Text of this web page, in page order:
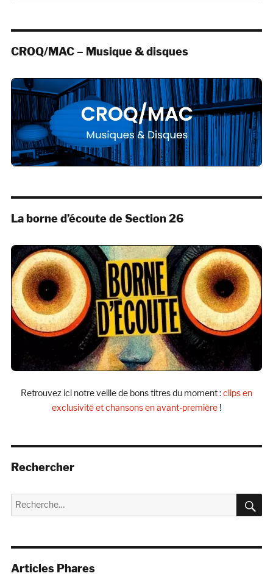
CROQ/MAC – Musique & disques
La borne d’écoute de Section 26
Retrouvez ici notre veille de bons titres du moment :clips en
exclusivité et chansons en avant-première !
Rechercher
Recherche
pour :
Articles Phares